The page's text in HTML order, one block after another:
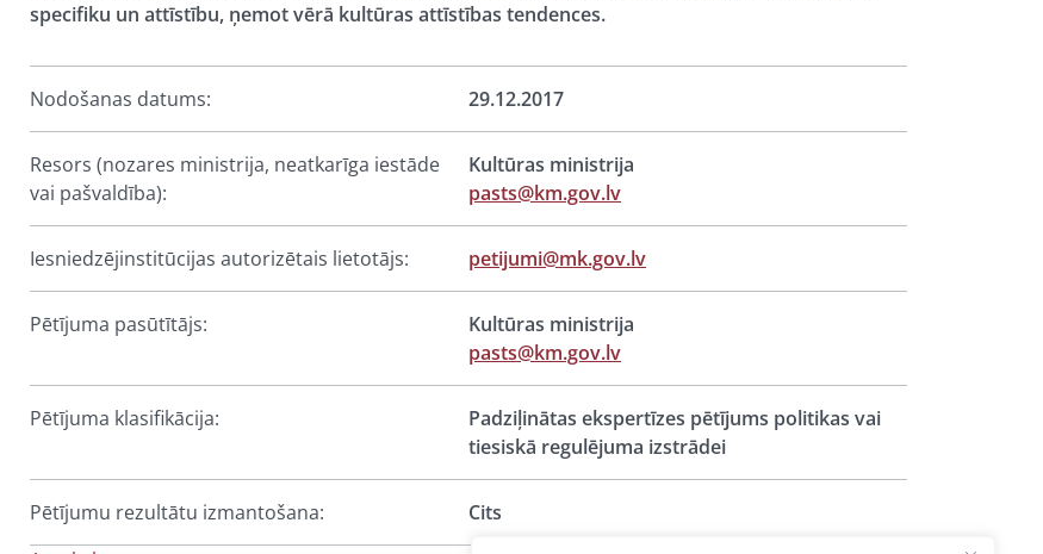
specifiku un attīstību, ņemot vērā kultūras attīstības tendences.
Nodošanas datums: 29.12.2017
Resors (nozares ministrija, neatkarīga iestāde
vai pašvaldība):
Kultūras ministrija
pasts@km.gov.lv
Iesniedzējinstitūcijas autorizētais lietotājs: petijumi@mk.gov.lv
Pētījuma pasūtītājs:
Kultūras ministrija
pasts@km.gov.lv
Pētījuma klasifikācija:
Padziļinātas ekspertīzes pētījums politikas vai
tiesiskā regulējuma izstrādei
Pētījumu rezultātu izmantošana:
Cits